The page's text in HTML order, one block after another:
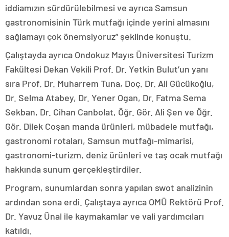
iddiamızın sürdürülebilmesi ve ayrıca Samsun
gastronomisinin Türk mutfağı içinde yerini almasını
sağlamayı çok önemsiyoruz” şeklinde konuştu.
Çalıştayda ayrıca Ondokuz Mayıs Üniversitesi Turizm
Fakültesi Dekan Vekili Prof. Dr. Yetkin Bulut’un yanı
sıra Prof. Dr. Muharrem Tuna, Doç. Dr. Ali Gücükoğlu,
Dr. Selma Atabey, Dr. Yener Ogan, Dr. Fatma Sema
Sekban, Dr. Cihan Canbolat, Öğr. Gör. Ali Şen ve Öğr.
Gör. Dilek Coşan manda ürünleri, mübadele mutfağı,
gastronomi rotaları, Samsun mutfağı-mimarisi,
gastronomi-turizm, deniz ürünleri ve taş ocak mutfağı
hakkında sunum gerçekleştirdiler.
Program, sunumlardan sonra yapılan swot analizinin
ardından sona erdi. Çalıştaya ayrıca OMÜ Rektörü Prof.
Dr. Yavuz Ünal ile kaymakamlar ve vali yardımcıları
katıldı.